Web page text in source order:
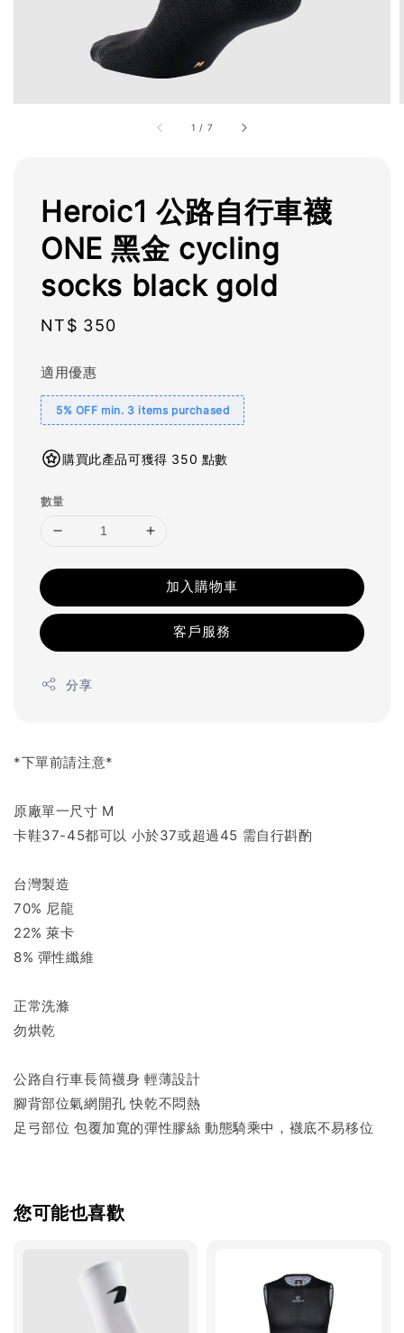
1 / 7
Heroic1 公路自行車襪
ONE 黑金 cycling
socks black gold
Regular
NT$ 350
適用優惠
5% OFF min. 3 items purchased
購買此產品可獲得 350 點數
數量
加入購物車
客戶服務
分享
*下單前請注意*
原廠單一尺寸 M
卡鞋37-45都可以 小於37或超過45 需自行斟酌
台灣製造
70% 尼龍
22% 萊卡
8% 彈性纖維
正常洗滌
勿烘乾
公路自行車長筒襪身 輕薄設計
腳背部位氣網開孔 快乾不悶熱
足弓部位 包覆加寬的彈性膠絲 動態騎乘中，襪底不易移位
您可能也喜歡